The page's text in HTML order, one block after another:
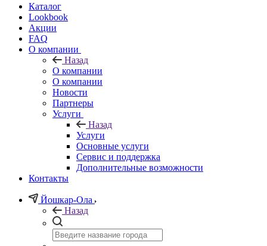
Каталог
Lookbook
Акции
FAQ
О компании
Назад
О компании
О компании
Новости
Партнеры
Услуги
Назад
Услуги
Основные услуги
Сервис и поддержка
Дополнительные возможности
Контакты
Йошкар-Ола
Назад